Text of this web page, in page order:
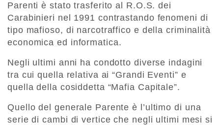
Parenti è stato trasferito al R.O.S. dei
Carabinieri nel 1991 contrastando fenomeni di
tipo mafioso, di narcotraffico e della criminalità
economica ed informatica.
Negli ultimi anni ha condotto diverse indagini
tra cui quella relativa ai “Grandi Eventi” e
quella della cosiddetta “Mafia Capitale”.
Quello del generale Parente è l’ultimo di una
serie di cambi di vertice che negli ultimi mesi si